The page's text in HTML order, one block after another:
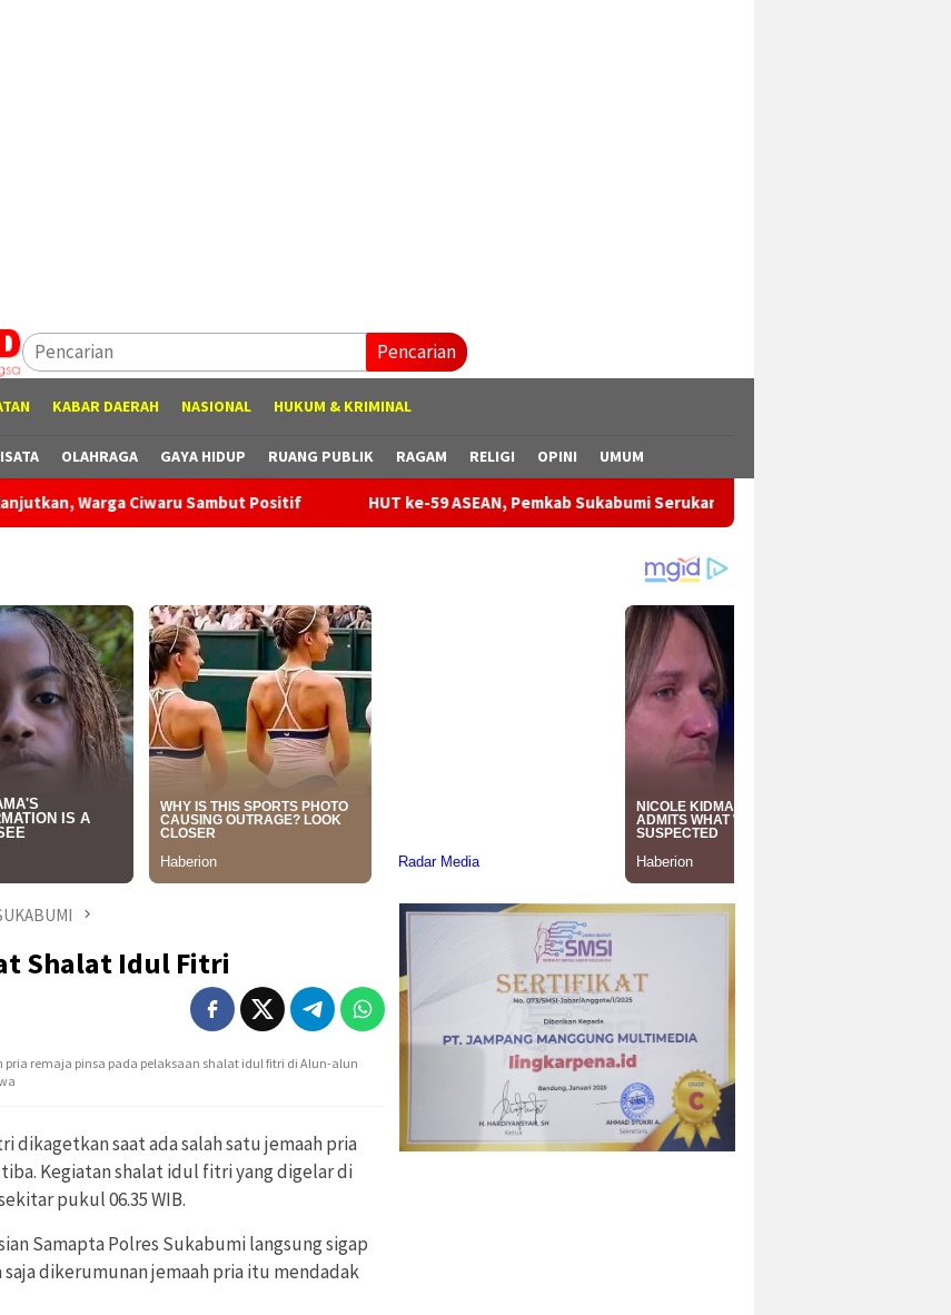
Pencarian
KABAR DAERAH NASIONAL HUKUM & KRIMINAL
OLAHRAGA GAYA HIDUP RUANG PUBLIK RAGAM RELIGI OPINI UMUM
Ciwaru Sambut Positif HUT ke-59 ASEAN, Pemkab Sukabumi Serukan Semangat Persatuan dan Perdamaian Asia
Shalat Idul Fitri
pria remaja pinsa pada pelaksaan shalat idul fitri di Alun-alun
dikagetkan saat ada salah satu jemaah pria
Kegiatan shalat idul fitri yang digelar di
pukul 06.35 WIB.
Samapta Polres Sukabumi langsung sigap
dikerumunan jemaah pria itu mendadak